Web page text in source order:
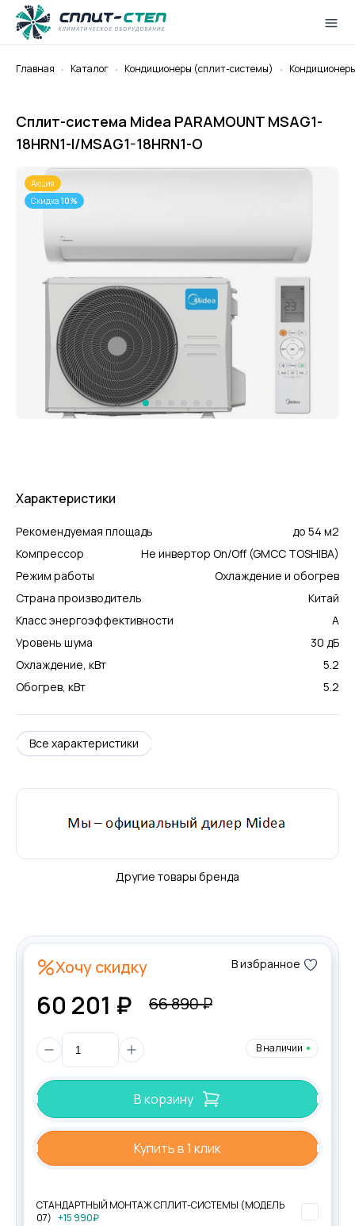
Главная Каталог Кондиционеры (cплит-системы)
Сплит-система Midea PARAMOUNT MSAG1-
18HRN1-I/MSAG1-18HRN1-O
Акция
Скидка 10%
Характеристики
Рекомендуемая площадь
до 54 м2
Компрессор
Не инвертор On/Off (GMCC TOSHIBA)
Режим работы
Охлаждение и обогрев
Страна производитель
Китай
Класс энергоэффективности
А
Уровень шума
30 дБ
Охлаждение, кВт
5.2
Обогрев, кВт
5.2
Все характеристики
Другие товары бренда
Хочу скидку В избранное
60 201 ₽ 66 890 ₽
В наличии
В корзину
Купить в 1 клик
СТАНДАРТНЫЙ МОНТАЖ СПЛИТ-СИСТЕМЫ (МОДЕЛЬ
07) +15 990₽